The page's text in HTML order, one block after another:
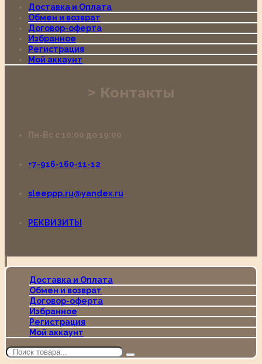
Доставка и Оплата
Обмен и возврат
Договор-оферта
Избранное
Регистрация
Мой аккаунт
Контакты
Пн-Вс с 10:00 до 19:00
+7-916-160-11-12
sleeppp.ru@yandex.ru
РЕКВИЗИТЫ
Доставка и Оплата
Обмен и возврат
Договор-оферта
Избранное
Регистрация
Мой аккаунт